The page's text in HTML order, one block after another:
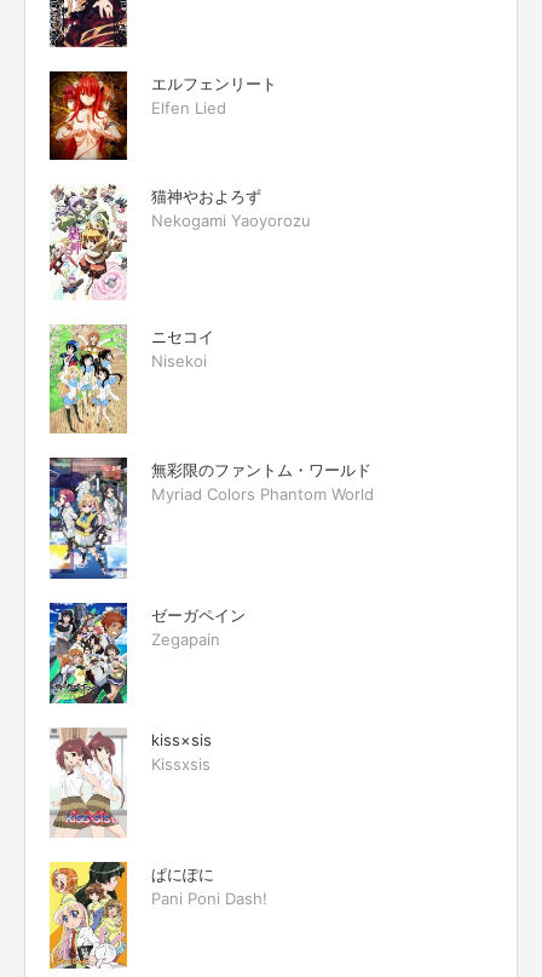
エルフェンリート
Elfen Lied
猫神やおよろず
Nekogami Yaoyorozu
ニセコイ
Nisekoi
無彩限のファントム・ワールド
Myriad Colors Phantom World
ゼーガペイン
Zegapain
kiss×sis
Kissxsis
ぱにぽに
Pani Poni Dash!